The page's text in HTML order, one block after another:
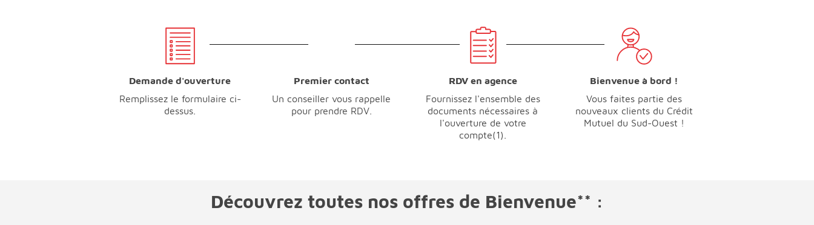
Demande d'ouverture
Remplissez le formulaire ci-
dessus.
Premier contact
Un conseiller vous rappelle
pour prendre RDV.
RDV en agence
Fournissez l'ensemble des
documents nécessaires à
l'ouverture de votre
compte(1).
Bienvenue à bord !
Vous faites partie des
nouveaux clients du Crédit
Mutuel du Sud-Ouest !
Découvrez toutes nos offres de Bienvenue** :